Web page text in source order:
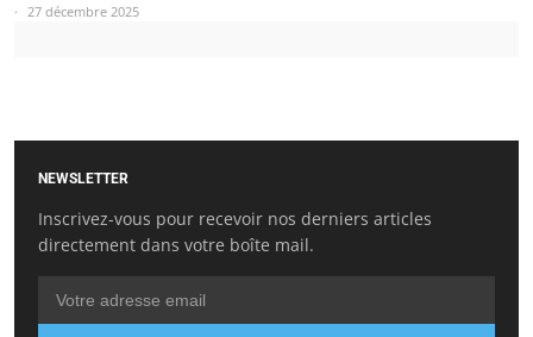
27 décembre 2025
NEWSLETTER
Inscrivez-vous pour recevoir nos derniers articles
directement dans votre boîte mail.